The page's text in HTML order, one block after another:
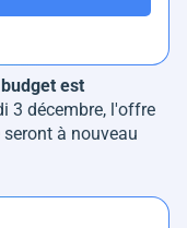
est
3 décembre, l'offre
à nouveau